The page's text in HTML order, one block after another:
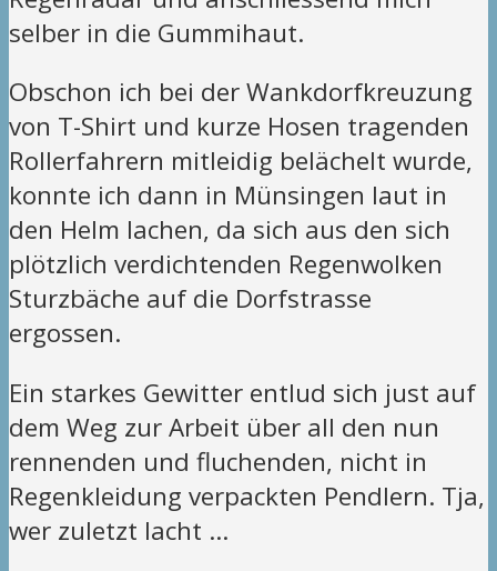
selber in die Gummihaut.
Obschon ich bei der Wankdorfkreuzung
von T-Shirt und kurze Hosen tragenden
Rollerfahrern mitleidig belächelt wurde,
konnte ich dann in Münsingen laut in
den Helm lachen, da sich aus den sich
plötzlich verdichtenden Regenwolken
Sturzbäche auf die Dorfstrasse
ergossen.
Ein starkes Gewitter entlud sich just auf
dem Weg zur Arbeit über all den nun
rennenden und fluchenden, nicht in
Regenkleidung verpackten Pendlern. Tja,
wer zuletzt lacht …